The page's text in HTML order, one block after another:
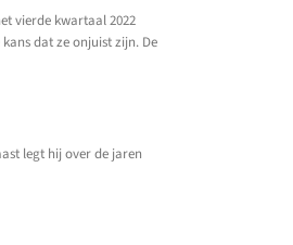
vierde kwartaal 2022
dat ze onjuist zijn. De
legt hij over de jaren